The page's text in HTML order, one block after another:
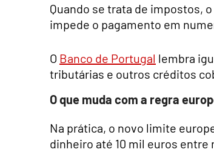
Quando se trata de impostos,
impede o pagamento em
O Banco de Portugal lembra
tributárias e outros créditos
O que muda com a regra
Na prática, o novo limite
dinheiro até 10 mil euros